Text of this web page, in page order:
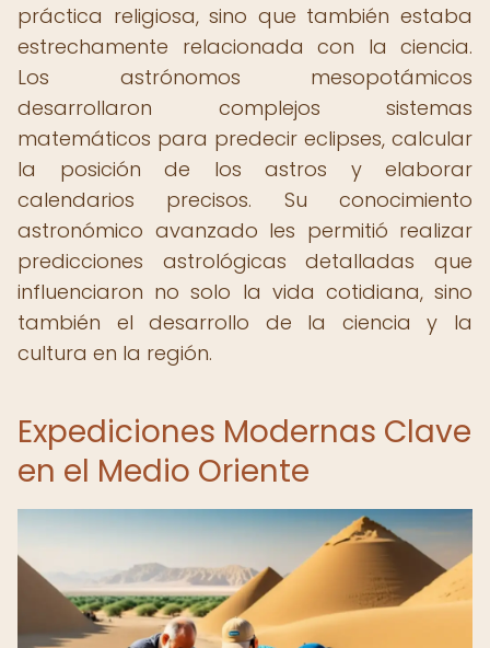
práctica religiosa, sino que también estaba
estrechamente relacionada con la ciencia.
Los astrónomos mesopotámicos
desarrollaron complejos sistemas
matemáticos para predecir eclipses, calcular
la posición de los astros y elaborar
calendarios precisos. Su conocimiento
astronómico avanzado les permitió realizar
predicciones astrológicas detalladas que
influenciaron no solo la vida cotidiana, sino
también el desarrollo de la ciencia y la
cultura en la región.
Expediciones Modernas Clave
en el Medio Oriente